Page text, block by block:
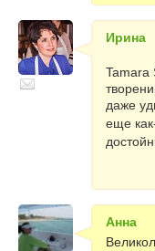
Ирина
Tamara
даже
еще
Анна